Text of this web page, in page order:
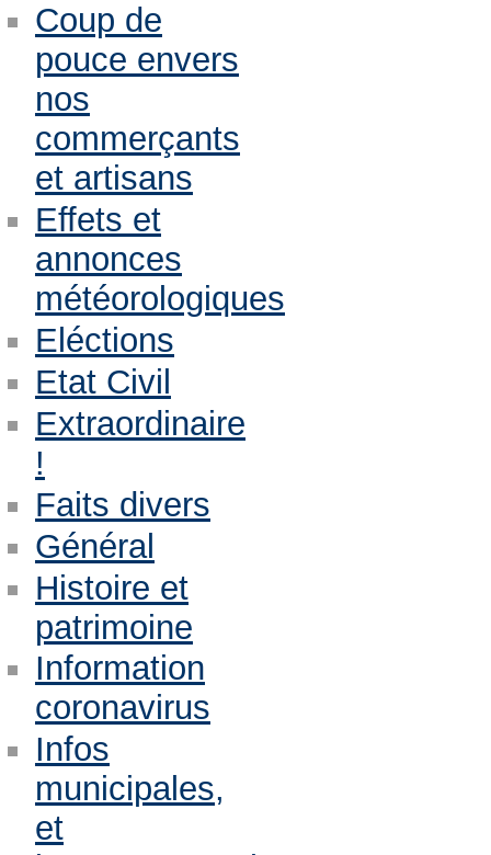
Coup de
pouce envers
nos
commerçants
et artisans
Effets et
annonces
météorologiques
Eléctions
Etat Civil
Extraordinaire
!
Faits divers
Général
Histoire et
patrimoine
Information
coronavirus
Infos
municipales,
et